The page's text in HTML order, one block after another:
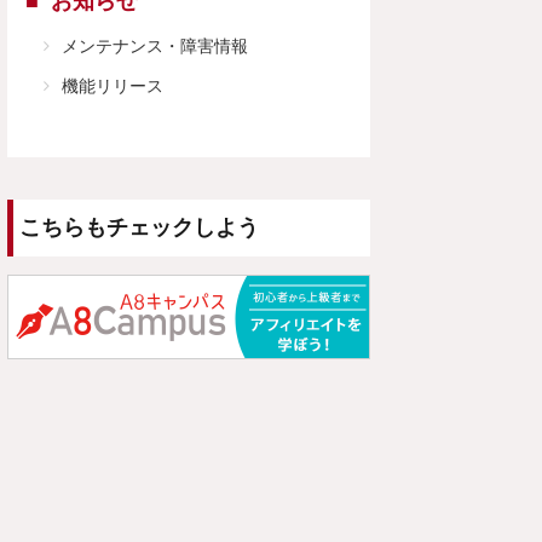
メンテナンス・障害情報
機能リリース
こちらもチェックしよう